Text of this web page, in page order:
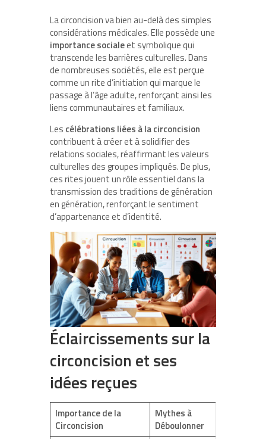
La circoncision va bien au-delà des simples
considérations médicales. Elle possède une
importance socialeet symbolique qui
transcende les barrières culturelles. Dans
de nombreuses sociétés, elle est perçue
comme un rite d’initiation qui marque le
passage à l’âge adulte, renforçant ainsi les
liens communautaires et familiaux.
Les célébrations liées à la circoncision
contribuent à créer et à solidifier des
relations sociales, réaffirmant les valeurs
culturelles des groupes impliqués. De plus,
ces rites jouent un rôle essentiel dans la
transmission des traditions de génération
en génération, renforçant le sentiment
d’appartenance et d’identité.
Éclaircissements sur la
circoncision et ses
idées reçues
Importance de la
Circoncision
Mythes à
Déboulonner